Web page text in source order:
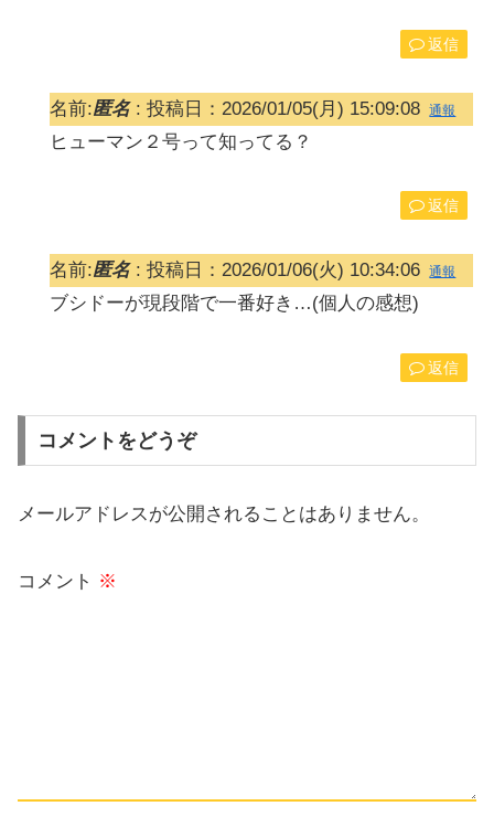
返信
名前:匿名: 投稿日：2026/01/05(月) 15:09:08 通報
ヒューマン２号って知ってる？
返信
名前:匿名: 投稿日：2026/01/06(火) 10:34:06 通報
ブシドーが現段階で一番好き…(個人の感想)
返信
コメントをどうぞ
メールアドレスが公開されることはありません。
コメント ※